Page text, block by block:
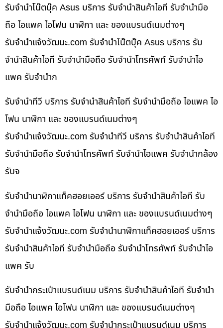
รับจำนำโน๊ตบุ๊ค Asus บริการ รับจำนำสินค้าไอที รับจำนำมือ
ถือ ไอแพค ไอโฟน นาฬิกา และ ของแบรนด์เนมต่างๆ
รับจํานําแจ้งวัฒนะ.com รับจำนำโน๊ตบุ๊ค Asus บริการ รับ
จำนำสินค้าไอที รับจำนำมือถือ รับจำนำโทรศัพท์ รับจำนำไอ
แพค รับจำนำก
รับจำนำทีวี บริการ รับจำนำสินค้าไอที รับจำนำมือถือ ไอแพค ไอ
โฟน นาฬิกา และ ของแบรนด์เนมต่างๆ
รับจํานําแจ้งวัฒนะ.com รับจำนำทีวี บริการ รับจำนำสินค้าไอที
รับจำนำมือถือ รับจำนำโทรศัพท์ รับจำนำไอแพค รับจำนำกล้อง
รับจ
รับจำนำนาฬิกาแท็คฮอยเออร์ บริการ รับจำนำสินค้าไอที รับ
จำนำมือถือ ไอแพค ไอโฟน นาฬิกา และ ของแบรนด์เนมต่างๆ
รับจํานําแจ้งวัฒนะ.com รับจำนำนาฬิกาแท็คฮอยเออร์ บริการ
รับจำนำสินค้าไอที รับจำนำมือถือ รับจำนำโทรศัพท์ รับจำนำไอ
แพค รับ
รับจำนำกระเป๋าแบรนด์เนม บริการ รับจำนำสินค้าไอที รับจำนำ
มือถือ ไอแพค ไอโฟน นาฬิกา และ ของแบรนด์เนมต่างๆ
รับจํานําแจ้งวัฒนะ.com รับจำนำกระเป๋าแบรนด์เนม บริการ